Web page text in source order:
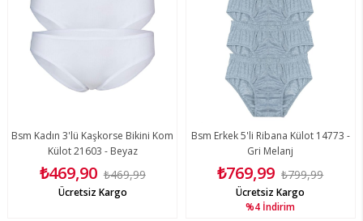
Bsm Kadın 3'lü Kaşkorse Bikini Kom
Külot 21603 - Beyaz
₺469,90 ₺469,99
Ücretsiz Kargo
Bsm Erkek 5'li Ribana Külot 14773 -
Gri Melanj
₺769,99 ₺799,99
%4 İndirim
Ücretsiz Kargo